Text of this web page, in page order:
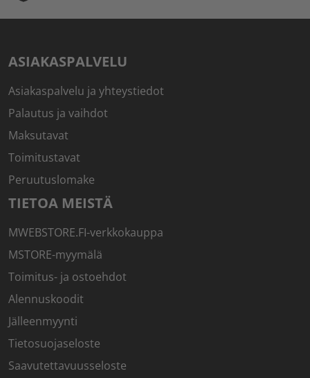
ASIAKASPALVELU
Asiakaspalvelu ja yhteystiedot
Palautus ja vaihdot
Maksutavat
Toimitustavat
Peruutuslomake
TIETOA MEISTÄ
MWEBSTORE.FI-verkkokauppa
MSTORE-myymälä
Toimitus- ja ostoehdot
Alennuskoodit
Jälleenmyynti
Tietosuojaseloste
Saavutettavuusseloste